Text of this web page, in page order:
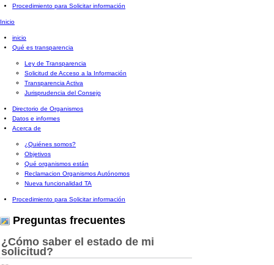
Procedimiento para Solicitar información
Inicio
inicio
Qué es transparencia
Ley de Transparencia
Solicitud de Acceso a la Información
Transparencia Activa
Jurisprudencia del Consejo
Directorio de Organismos
Datos e informes
Acerca de
¿Quiénes somos?
Objetivos
Qué organismos están
Reclamacion Organismos Autónomos
Nueva funcionalidad TA
Procedimiento para Solicitar información
Preguntas frecuentes
¿Cómo saber el estado de mi
solicitud?